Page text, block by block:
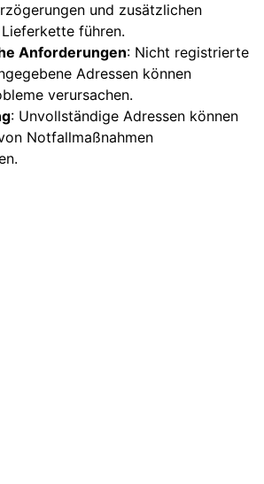
und zusätzlichen
führen.
Anforderungen: Nicht registrierte
Adressen können
verursachen.
: Unvollständige Adressen können
Notfallmaßnahmen